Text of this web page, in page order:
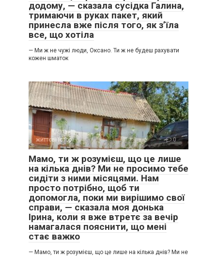
додому, — сказала сусідка Галина,
тримаючи в руках пакет, який
принесла вже після того, як з’їла
все, що хотіла
— Ми ж не чужі люди, Оксано. Ти ж не будеш рахувати
кожен шматок
життєві історії 0
Мамо, ти ж розумієш, що це лише
на кілька днів? Ми не просимо тебе
сидіти з ними місяцями. Нам
просто потрібно, щоб ти
допомогла, поки ми вирішимо свої
справи, — сказала моя донька
Ірина, коли я вже втретє за вечір
намагалася пояснити, що мені
стає важко
— Мамо, ти ж розумієш, що це лише на кілька днів? Ми не